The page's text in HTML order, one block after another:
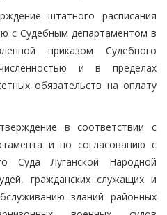
штатного расписания
с Судебным департаментом в
приказом Судебного
и в пределах
обязательств на оплату
в соответствии с
и по согласованию с
Суда Луганской Народной
гражданских служащих и
зданий районных